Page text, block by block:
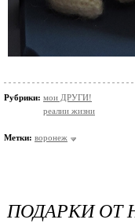
Рубрики: мои ДРУГИ!
реалии жизни
Метки: воронеж
ПОДАРКИ ОТ